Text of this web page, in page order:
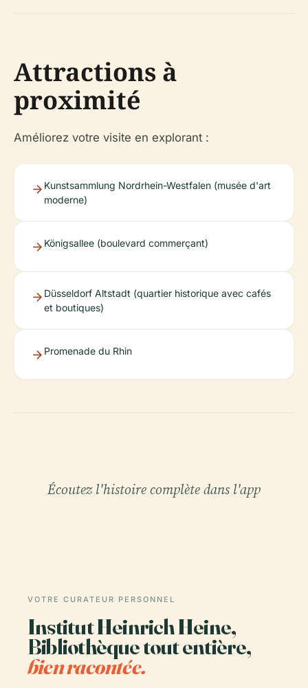
Attractions à
proximité
Améliorez votre visite en explorant :
Kunstsammlung Nordrhein-Westfalen (musée d'art
moderne)
Königsallee (boulevard commerçant)
Düsseldorf Altstadt (quartier historique avec cafés
et boutiques)
Promenade du Rhin
Écoutez l'histoire complète dans l'app
VOTRE CURATEUR PERSONNEL
Institut Heinrich Heine,
Bibliothèque tout entière,
bien racontée.